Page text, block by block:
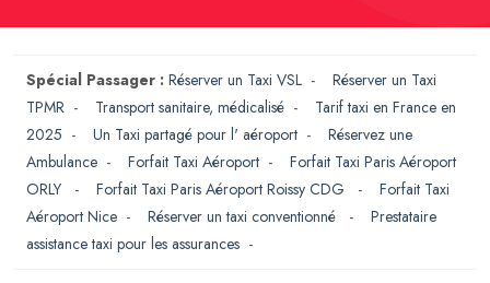
Spécial Passager : Réserver un Taxi VSL - Réserver un Taxi
TPMR - Transport sanitaire, médicalisé - Tarif taxi en France en
2025 - Un Taxi partagé pour l' aéroport - Réservez une
Ambulance - Forfait Taxi Aéroport - Forfait Taxi Paris Aéroport
ORLY
- Forfait Taxi Paris Aéroport Roissy CDG - Forfait Taxi
Aéroport Nice - Réserver un taxi conventionné - Prestataire
assistance taxi pour les assurances -